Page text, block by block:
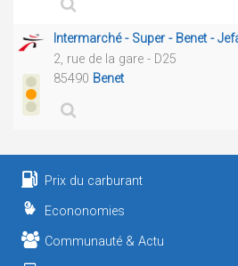
Intermarché - Super - Benet -
2, rue de la gare - D25
85490 Benet
Prix du carburant
Econonomies
Communauté & Actu